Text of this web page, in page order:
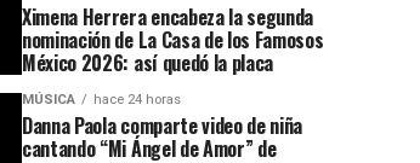
Ximena Herrera encabeza la segunda
nominación de La Casa de los Famosos
México 2026: así quedó la placa
MÚSICA hace 24 horas
Danna Paola comparte video de niña
cantando “Mi Ángel de Amor” de